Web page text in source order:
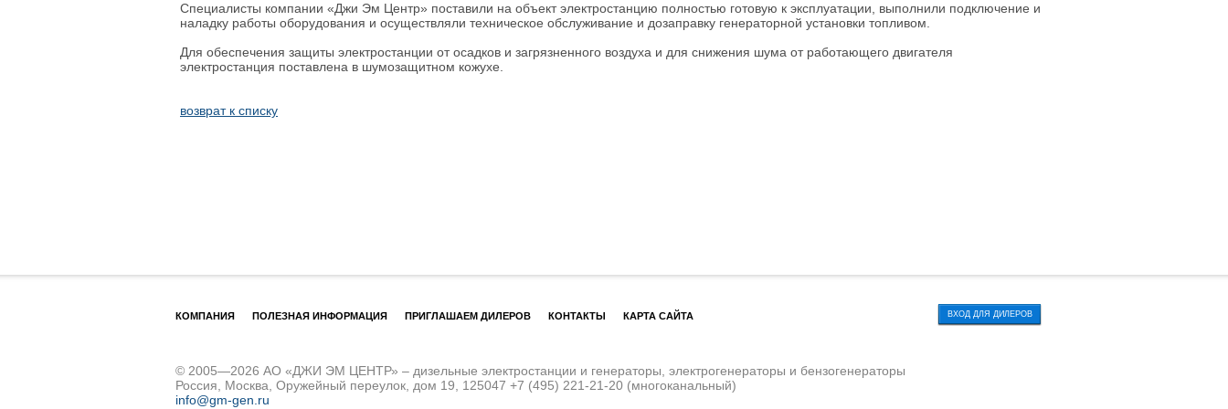
Специалисты компании «Джи Эм Центр» поставили на объект электростанцию полностью готовую к эксплуатации, выполнили подключение и
наладку работы оборудования и осуществляли техническое обслуживание и дозаправку генераторной установки топливом.
Для обеспечения защиты электростанции от осадков и загрязненного воздуха и для снижения шума от работающего двигателя
электростанция поставлена в шумозащитном кожухе.
возврат к списку
КОМПАНИЯ ПОЛЕЗНАЯ ИНФОРМАЦИЯ ПРИГЛАШАЕМ ДИЛЕРОВ КОНТАКТЫ КАРТА САЙТА ВХОД ДЛЯ ДИЛЕРОВ
© 2005—2026 АО «ДЖИ ЭМ ЦЕНТР» – дизельные электростанции и генераторы, электрогенераторы и бензогенераторы
Россия, Москва, Оружейный переулок, дом 19, 125047 +7 (495) 221-21-20 (многоканальный)
info@gm-gen.ru